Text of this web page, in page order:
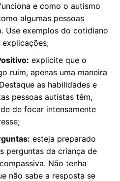
e como o autismo
algumas pessoas
Use exemplos do cotidiano
explicações;
explicite que o
ruim, apenas uma maneira
as habilidades e
pessoas autistas têm,
de focar intensamente
esteja preparado
perguntas da criança de
Não tenha
não sabe a resposta se